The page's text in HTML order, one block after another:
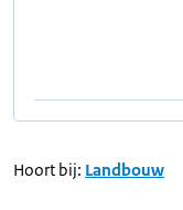
Hoort bij: Landbouw